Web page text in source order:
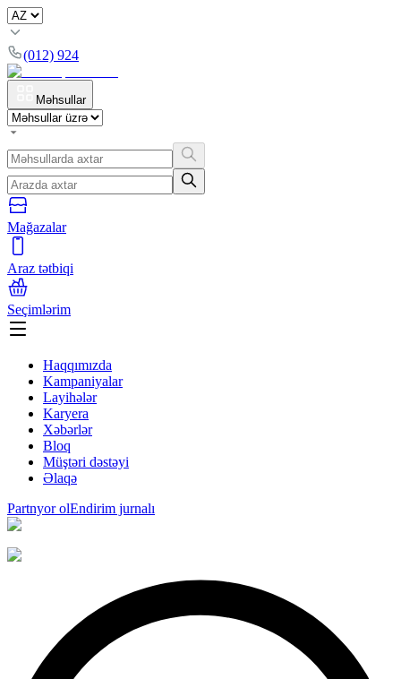
(012) 924
Məhsullar
Mağazalar
Araz tətbiqi
Seçimlərim
Haqqımızda
Kampaniyalar
Layihələr
Karyera
Xəbərlər
Bloq
Müştəri dəstəyi
Əlaqə
Partnyor olEndirim jurnalı